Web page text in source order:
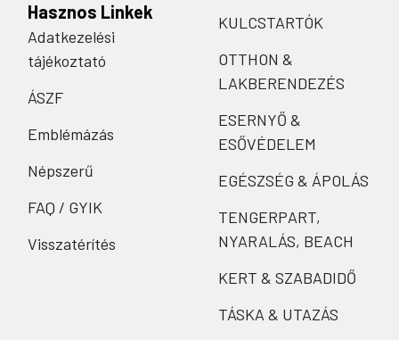
Hasznos Linkek
Adatkezelési
tájékoztató
ÁSZF
Emblémázás
Népszerű
FAQ / GYIK
Visszatérítés
KULCSTARTÓK
OTTHON &
LAKBERENDEZÉS
ESERNYŐ &
ESŐVÉDELEM
EGÉSZSÉG & ÁPOLÁS
TENGERPART,
NYARALÁS, BEACH
KERT & SZABADIDŐ
TÁSKA & UTAZÁS